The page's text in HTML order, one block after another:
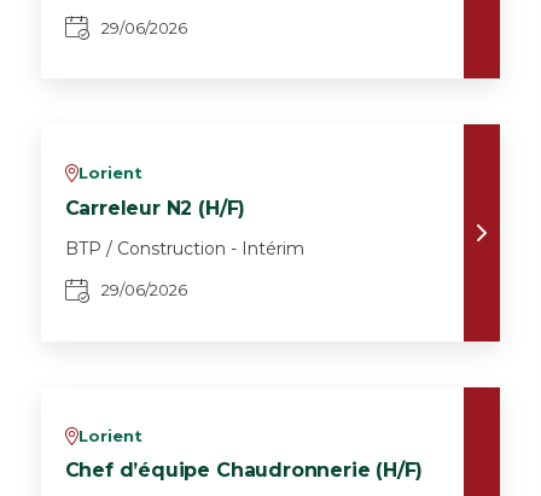
29/06/2026
vLorient
Carreleur N2 (H/F)
BTP / Construction - Intérim
29/06/2026
vLorient
Chef d’équipe Chaudronnerie (H/F)